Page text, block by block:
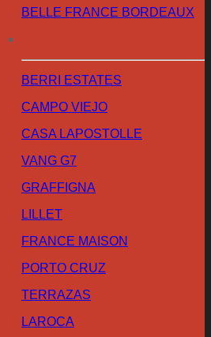
BELLE FRANCE BORDEAUX
BERRI ESTATES
CAMPO VIEJO
CASA LAPOSTOLLE
VANG G7
GRAFFIGNA
LILLET
FRANCE MAISON
PORTO CRUZ
TERRAZAS
LAROCA